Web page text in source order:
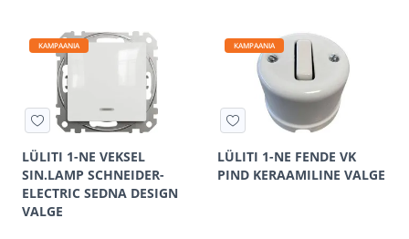
KAMPAANIA
LÜLITI 1-NE VEKSEL
SIN.LAMP SCHNEIDER-
ELECTRIC SEDNA DESIGN
VALGE
KAMPAANIA
LÜLITI 1-NE FENDE VK
PIND KERAAMILINE VALGE